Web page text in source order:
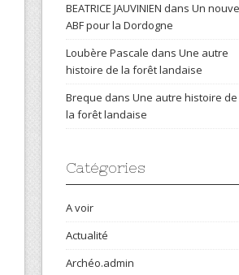
BEATRICE JAUVINIEN dans Un
ABF pour la Dordogne
Loubère Pascale dans Une autre
histoire de la forêt landaise
Breque dans Une autre histoire de
la forêt landaise
Catégories
A voir
Actualité
Archéo.admin